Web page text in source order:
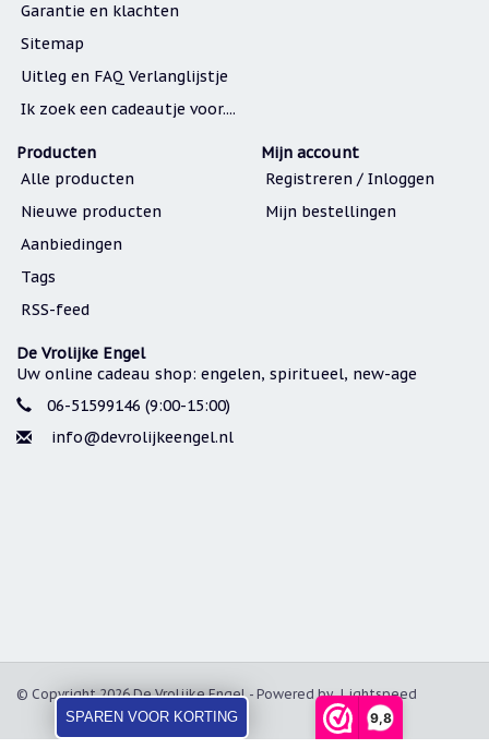
9,8
Garantie en klachten
Sitemap
Uitleg en FAQ Verlanglijstje
Ik zoek een cadeautje voor....
Producten
Alle producten
Nieuwe producten
Aanbiedingen
Tags
RSS-feed
Mijn account
Registreren / Inloggen
Mijn bestellingen
De Vrolijke Engel
Uw online cadeau shop: engelen, spiritueel, new-age
06-51599146 (9:00-15:00)
info@devrolijkeengel.nl
© Copyright 2026 De Vrolijke Engel - Powered by Lightspeed
SPAREN VOOR KORTING